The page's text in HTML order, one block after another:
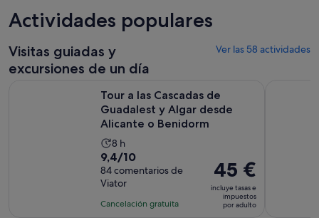
Actividades populares
Visitas guiadas y
excursiones de un día
Ver las 58 actividades
Tour a las Cascadas de
Guadalest y Algar desde
Alicante o Benidorm
La
duración
de
la
actividad
8 h
9.4
sobre
10
con
9,4/10
84 comentarios de
Viator
Cancelación gratuita
El
precio
es
de
45 €
incluye tasas e
impuestos
por adulto